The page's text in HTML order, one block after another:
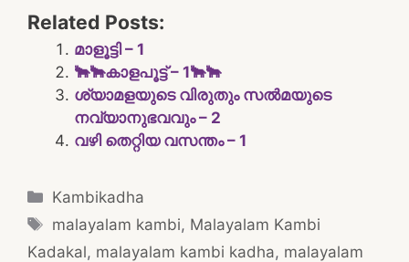
Related Posts:
മാളൂട്ടി – 1
🐂🐂കാളപൂട്ട് – 1🐂🐂
ശ്യാമളയുടെ വിരുതും സൽമയുടെ
നവ്യാനുഭവവും – 2
വഴി തെറ്റിയ വസന്തം – 1
Categories
Kambikadha
Tags
malayalam kambi, Malayalam Kambi
Kadakal, malayalam kambi kadha, malayalam